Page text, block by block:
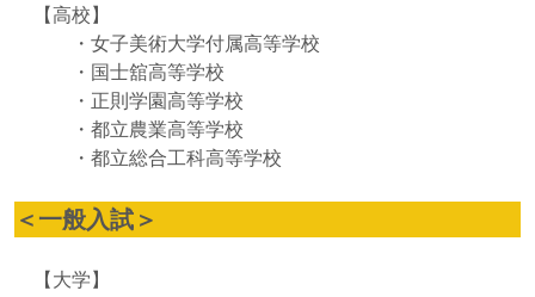
【高校】
・女子美術大学付属高等学校
・国士舘高等学校
・正則学園高等学校
・都立農業高等学校
・都立総合工科高等学校
＜一般入試＞
【大学】